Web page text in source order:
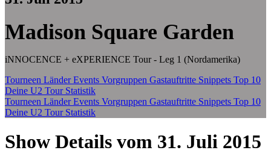
Madison Square Garden
iNNOCENCE + eXPERIENCE Tour - Leg 1 (Nordamerika)
Tourneen LänderEvents Vorgruppen Gastauftritte Snippets Top 10
Deine U2 Tour Statistik
Tourneen LänderEvents Vorgruppen Gastauftritte Snippets Top 10
Deine U2 Tour Statistik
Show Details vom 31. Juli 2015